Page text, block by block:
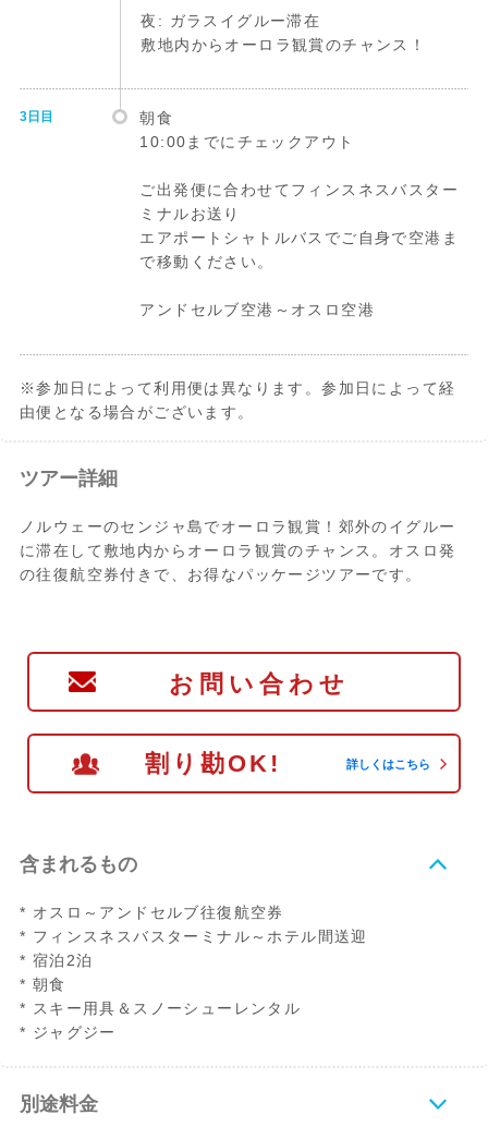
夜: ガラスイグルー滞在
敷地内からオーロラ観賞のチャンス！
3日目
朝食
10:00までにチェックアウト
ご出発便に合わせてフィンスネスバスター
ミナルお送り
エアポートシャトルバスでご自身で空港ま
で移動ください。
アンドセルブ空港～オスロ空港
※参加日によって利用便は異なります。参加日によって経
由便となる場合がございます。
ツアー詳細
ノルウェーのセンジャ島でオーロラ観賞！郊外のイグルー
に滞在して敷地内からオーロラ観賞のチャンス。オスロ発
の往復航空券付きで、お得なパッケージツアーです。
お問い合わせ
割り勘OK! 詳しくはこちら
含まれるもの
* オスロ～アンドセルブ往復航空券
* フィンスネスバスターミナル～ホテル間送迎
* 宿泊2泊
* 朝食
* スキー用具＆スノーシューレンタル
* ジャグジー
別途料金